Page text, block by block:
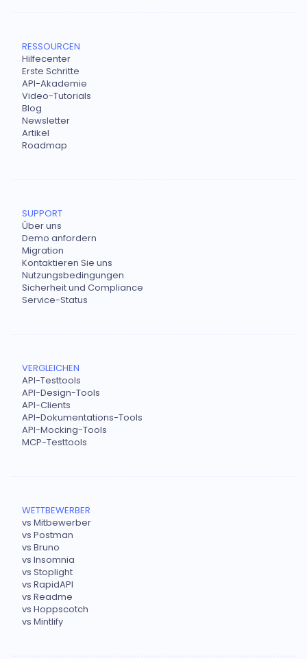
RESSOURCEN
Hilfecenter
Erste Schritte
API-Akademie
Video-Tutorials
Blog
Newsletter
Artikel
Roadmap
SUPPORT
Über uns
Demo anfordern
Migration
Kontaktieren Sie uns
Nutzungsbedingungen
Sicherheit und Compliance
Service-Status
VERGLEICHEN
API-Testtools
API-Design-Tools
API-Clients
API-Dokumentations-Tools
API-Mocking-Tools
MCP-Testtools
WETTBEWERBER
vs Mitbewerber
vs Postman
vs Bruno
vs Insomnia
vs Stoplight
vs RapidAPI
vs Readme
vs Hoppscotch
vs Mintlify